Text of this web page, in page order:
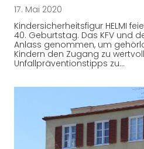
17. Mai 2020
Kindersicherheitsfigur HELMI
40. Geburtstag. Das KFV und
Anlass genommen, um
Kindern den Zugang zu
Unfallpräventionstipps zu…